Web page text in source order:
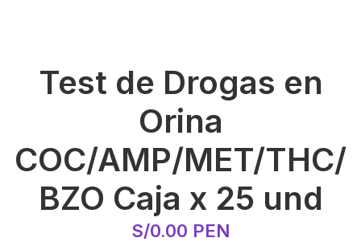
Test de Drogas en
Orina
COC/AMP/MET/THC/
BZO Caja x 25 und
S/0.00 PEN